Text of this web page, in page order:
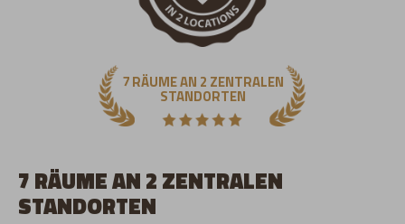
7 RÄUME AN 2 ZENTRALEN
STANDORTEN
7 RÄUME AN 2 ZENTRALEN
STANDORTEN